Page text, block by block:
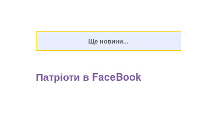
Патріоти в FaceBook